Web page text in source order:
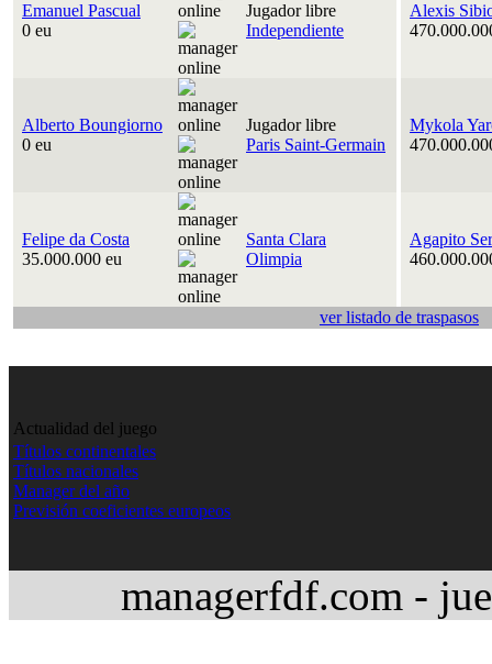
Emanuel Pascual
0 eu
Jugador libre
Independiente
Alexis
Alberto Boungiorno
0 eu
Jugador libre
Paris Saint-Germain
Mykola
Felipe da Costa
35.000.000 eu
Santa Clara
Olimpia
Agapito
ver listado de traspasos
Actualidad del juego
Títulos continentales
Títulos nacionales
Manager del año
Previsión coeficientes europeos
managerfdf.com -